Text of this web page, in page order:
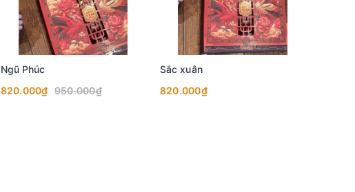
Ngũ Phúc
820.000₫ 950.000₫
Sắc xuân
820.000₫